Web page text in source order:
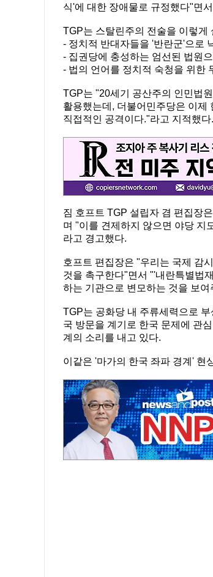
식'에 대한 장애물로 규정했다"면
TGP는 스탈린주의 전술을 이렇게
- 정치적 반대자들을 '반란군'으로
- 집권당에 충성하는 엄선된 법원
- 법의 언어를 정치적 숙청을 위한
TGP는 "20세기 공산주의 인민법
활용했는데, 더불어민주당은 이제
직접적인 공격이다."라고 지적했다.
짐 호프트 TGP 설립자 겸 편집장
며 "이를 견제하지 않으면 야당 지
라고 경고했다.
호프트 편집장은 "우리는 국제 감
것을 촉구한다"면서 "'내란특별법
하는 기관으로 변모하는 것을 보
TGP는 공화당 내 주류세력으로
국 방문을 계기로 한국 문제에 관
계의 소리를 내고 있다.
이같은 '마가의 한국 좌파 경계' 현